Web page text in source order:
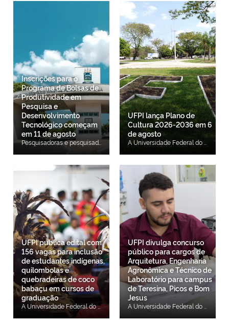
Inscrições para o
Programa de Bolsas de
Produtividade em
Pesquisa e
Desenvolvimento
Tecnológico começam
em 11 de agosto
UFPI lança Plano de
Cultura 2026-2036 em 6
de agosto
UFPI publica edital com
156 vagas para inclusão
de estudantes indígenas,
quilombolas e
quebradeiras de coco
babaçu em cursos de
graduação
A Universidade Federal do Piauí (UFPI), por meio da Pró-Reitoria de Ensino de Graduação (PREG), lançou o edital do Processo Seletivo Específico e Diferenciado (PSED) para o preenchimento de 156 vagas remanescentes destinadas à Política de Inclusão de estudantes indígenas, quilombolas e quebradeiras de coco babaçu nos cursos de graduação da Instituição. O ingresso dos candidatos selecionados ocorrerá no período letivo 2026.2. As inscrições estarão abertas de 5 a 12 de agosto, exclusivamente por meio de formulário eletrônico. As 156 vagas estão distribuídas entre cursos de graduação ofertados nos campi da UFPI e integram a Política de Inclusão de estudantes indígenas, quilombolas e quebradeiras de coco babaçu, instituída pela Resolução CONSUN/UFPI nº 402/2026. Podem participar do processo seletivo candidatos autodeclarados e reconhecidos como indígenas, quilombolas ou quebradeiras de coco babaçu, que tenham concluído o Ensino Médio ou equivalente e atendam aos critérios estabelecidos no edital, nas Normas Gerais de Graduação da UFPI (Resolução CEPEX/UFPI nº 177/2012 e suas alterações) e na Política de Inclusão da Universidade. Caso as vagas não sejam totalmente preenchidas na Chamada Regular (1ª convocação), os candidatos classificados poderão ser convocados por meio de lista de espera, conforme editais específicos que serão divulgados na página oficial da UFPI. O processo seletivo será realizado em três etapas. A primeira consiste na verificação dos requisitos e da documentação apresentada no ato da inscrição, de caráter eliminatório. A segunda corresponde à análise das notas do Histórico Escolar, de caráter classificatório. Já a terceira etapa será uma prova de redação presencial, em Língua Portuguesa, de caráter eliminatório e classificatório. A prova de redação terá duração de duas horas e será aplicada na data prevista no cronograma do edital, no município escolhido pelo candidato durante a inscrição: Teresina, Picos, Floriano ou Bom Jesus. O local de realização da prova, com informações sobre estabelecimento, endereço e sala, será divulgado posteriormente na página oficial do processo seletivo, de acordo com o município indicado pelo candidato no momento da inscrição. O resultado final será divulgado em 28 de agosto. O edital completo, o formulário de inscrição e o cronograma do processo seletivo estão disponíveis na página oficial do PSED da UFPI. Acesse o edital.
UFPI divulga concurso
público para cargos de
Arquitetura, Engenharia
Agronômica e Técnico de
Laboratório para campus
de Teresina, Picos e Bom
Jesus